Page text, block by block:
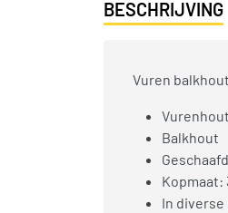
BESCHRIJVING
Vuren
Vurenhout
Balkhout
Geschaafd
Kopmaat:
In